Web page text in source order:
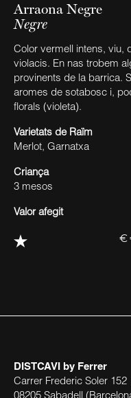
Arraona Negre
Negre
Color vermell intens, viu,
violacis. En nas trobem
provinents de la barrica.
aromes de sotabosc i,
florals (violeta).
Varietats de Raïm
Merlot, Garnatxa
Criança
3 mesos
Valor afegit
DISTCAVI by Ferrer
Carrer Frederic Soler 152